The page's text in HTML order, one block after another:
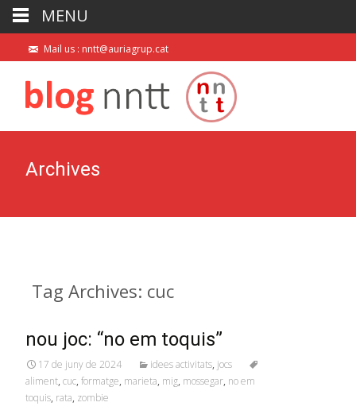
Mail us : nntt@auriagrup.cat
Archives
Tag Archives: cuc
nou joc: “no em toquis”
17 de juny de 2024 idees activitats, jocs
aliment, cuc, formatge, marieta, mig, mossegar, no em
toquis, rata, zombie
MENU